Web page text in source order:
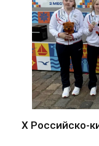
Х Российско-